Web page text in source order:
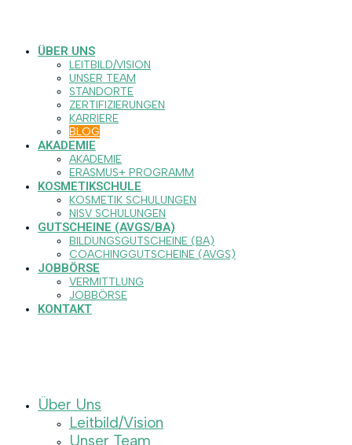
ÜBER UNS
LEITBILD/VISION
UNSER TEAM
STANDORTE
ZERTIFIZIERUNGEN
KARRIERE
BLOG
AKADEMIE
AKADEMIE
ERASMUS+ PROGRAMM
KOSMETIKSCHULE
KOSMETIK SCHULUNGEN
NISV SCHULUNGEN
GUTSCHEINE (AVGS/BA)
BILDUNGSGUTSCHEINE (BA)
COACHINGGUTSCHEINE (AVGS)
JOBBÖRSE
VERMITTLUNG
JOBBÖRSE
KONTAKT
Über Uns
Leitbild/Vision
Unser Team